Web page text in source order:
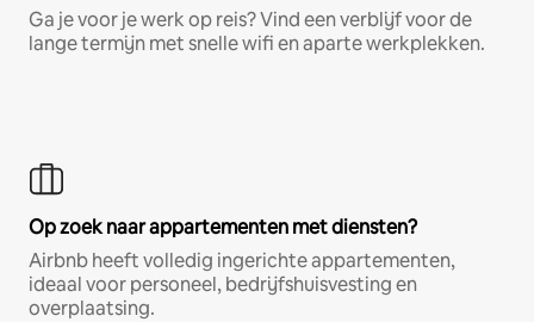
Ga je voor je werk op reis? Vind een verblijf voor de
lange termijn met snelle wifi en aparte werkplekken.
Op zoek naar appartementen met diensten?
Airbnb heeft volledig ingerichte appartementen,
ideaal voor personeel, bedrijfshuisvesting en
overplaatsing.